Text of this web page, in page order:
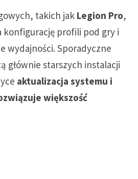
takich jak Legion Pro,
konfigurację profili pod gry i
wydajności. Sporadyczne
głównie starszych instalacji
aktualizacja systemu i
większość